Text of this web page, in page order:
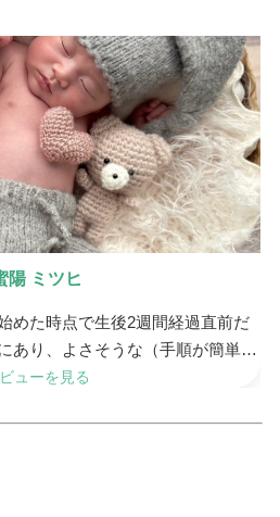
陽 ミツヒ
めた時点で生後2週間経過直前だ
あり、よさそうな（手順が簡単で
サービスだったのでレ...
ューを見る